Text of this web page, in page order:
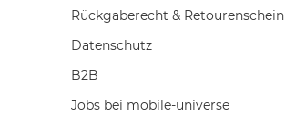
Rückgaberecht & Retourenschein
Datenschutz
B2B
Jobs bei mobile-universe